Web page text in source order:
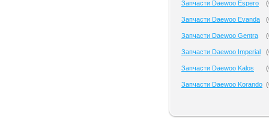
Запчасти Daewoo Espero (
Запчасти Daewoo Evanda (
Запчасти Daewoo Gentra (
Запчасти Daewoo Imperial (
Запчасти Daewoo Kalos (
Запчасти Daewoo Korando (